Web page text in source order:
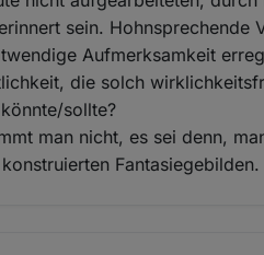
sein. Hohnsprechende
Aufmerksamkeit
die solch
sollte?
man nicht, es sei denn,
Fantasiegebilden.